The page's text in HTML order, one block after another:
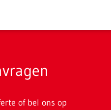
of bel ons op